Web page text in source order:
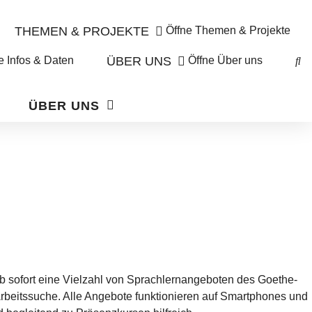
THEMEN & PROJEKTE Öffne Themen & Projekte
Infos & Daten ÜBER UNS Öffne Über uns
ÜBER UNS
sofort eine Vielzahl von Sprachlernangeboten des Goethe-
Alle Angebote funktionieren auf Smartphones und